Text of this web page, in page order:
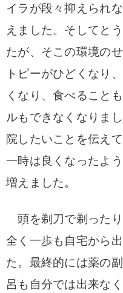
イラが段々抑えられ
えました。そしてと
たが、そこの環境の
トピーがひどくなり
くなり、食べること
ルもできなくなりま
院したいことを伝え
一時は良くなったよ
増えました。
頭を剃刀で剃ったり
全く一歩も自宅から
た。最終的には薬の
呂も自分では出来な